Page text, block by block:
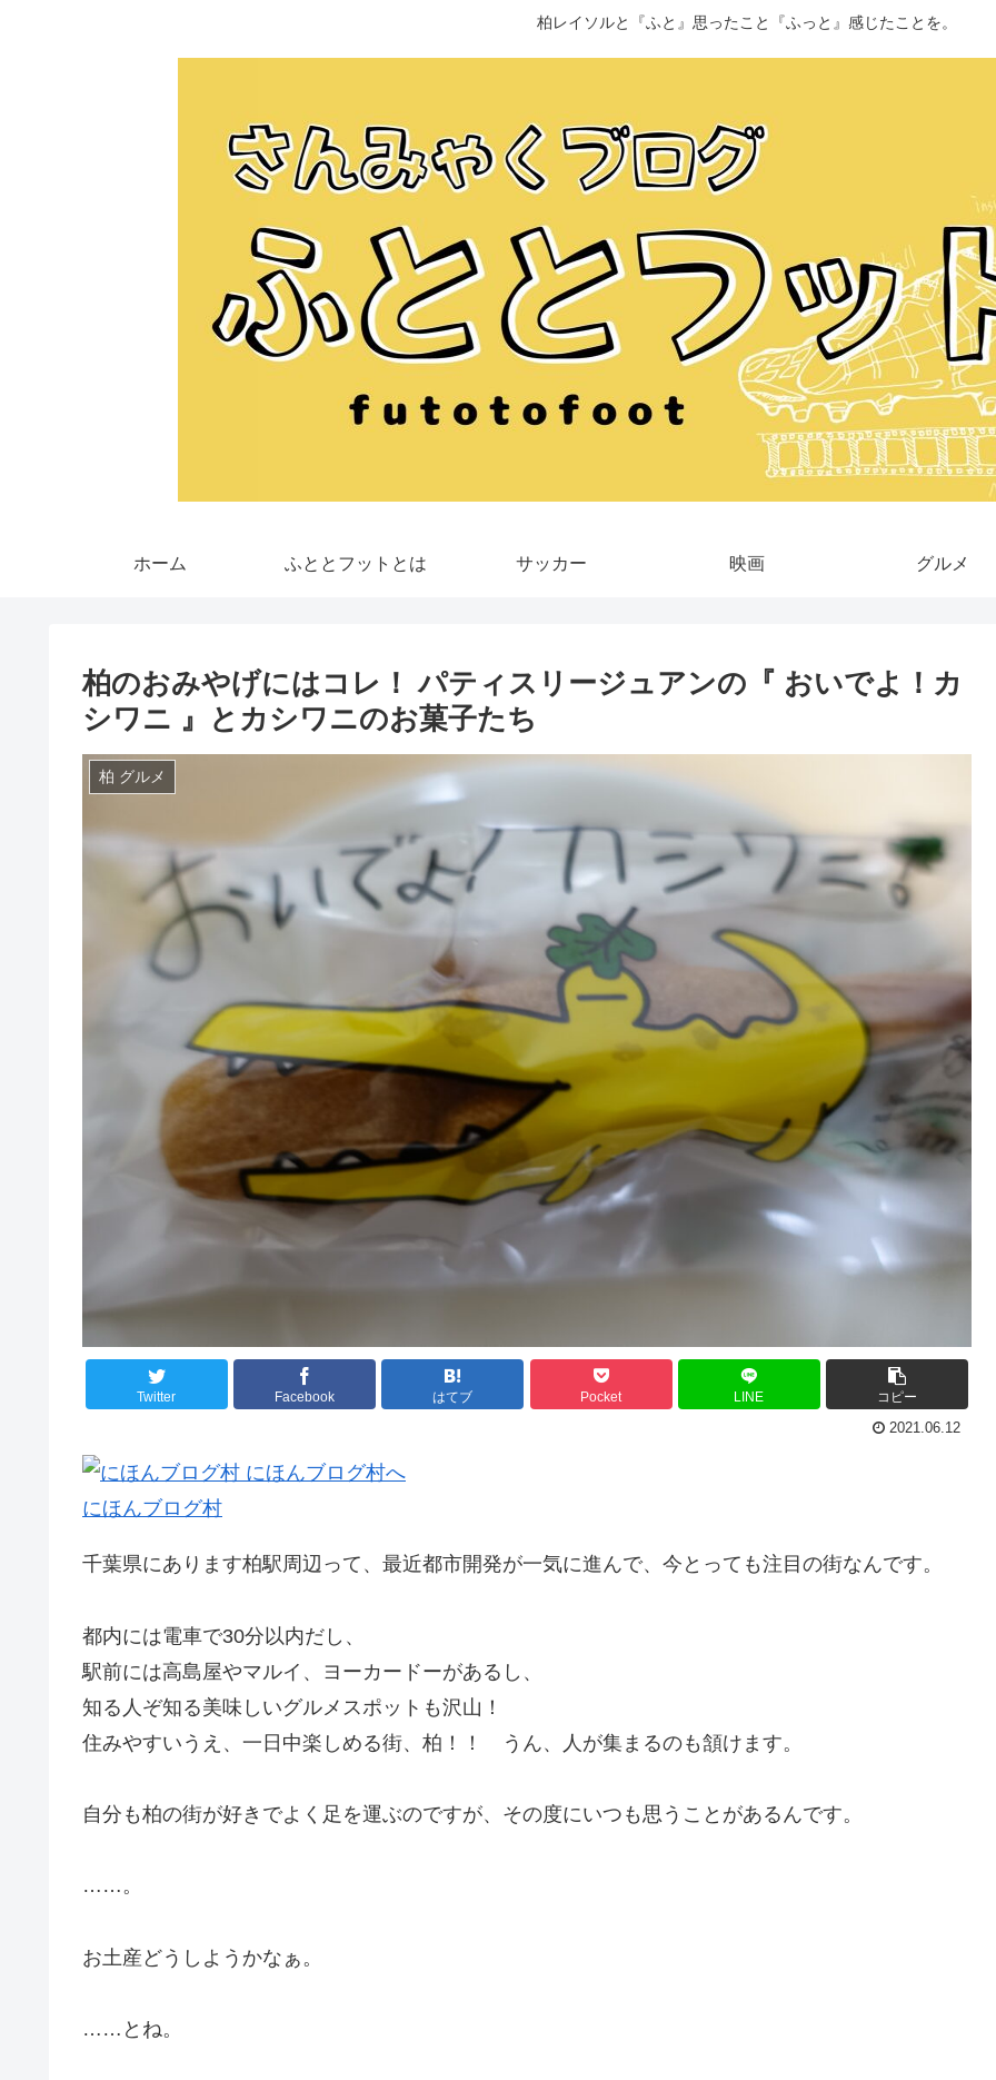
柏レイソルと『ふと』思ったこと『ふっと』感じたことを。
ホーム ふととフットとは サッカー 映画 グルメ
柏のおみやげにはコレ！ パティスリージュアンの『 おいでよ！カ
シワニ 』とカシワニのお菓子たち
柏 グルメ
Twitter Facebook はてブ Pocket LINE コピー
2021.06.12
にほんブログ村
千葉県にあります柏駅周辺って、最近都市開発が一気に進んで、今とっても注目の街なんです。
都内には電車で30分以内だし、
駅前には高島屋やマルイ、ヨーカードーがあるし、
知る人ぞ知る美味しいグルメスポットも沢山！
住みやすいうえ、一日中楽しめる街、柏！！ うん、人が集まるのも頷けます。
自分も柏の街が好きでよく足を運ぶのですが、その度にいつも思うことがあるんです。
……。
お土産どうしようかなぁ。
……とね。